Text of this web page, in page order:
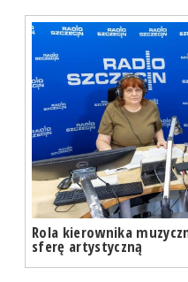
Rola kierownika
sferę artystyczną